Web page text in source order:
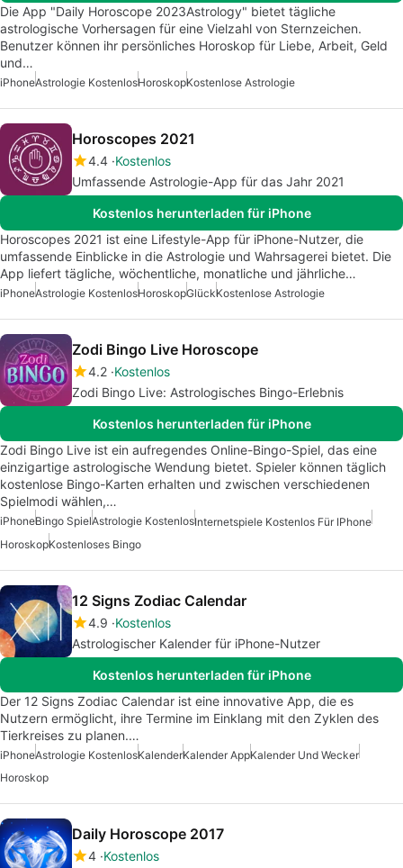
Die App "Daily Horoscope 2023Astrology" bietet tägliche
astrologische Vorhersagen für eine Vielzahl von Sternzeichen.
Benutzer können ihr persönliches Horoskop für Liebe, Arbeit, Geld
und…
iPhoneAstrologie KostenlosHoroskopKostenlose Astrologie
Horoscopes 2021
4.4 Kostenlos
Umfassende Astrologie-App für das Jahr 2021
Kostenlos herunterladen für iPhone
Horoscopes 2021 ist eine Lifestyle-App für iPhone-Nutzer, die
umfassende Einblicke in die Astrologie und Wahrsagerei bietet. Die
App liefert tägliche, wöchentliche, monatliche und jährliche…
iPhoneAstrologie KostenlosHoroskopGlückKostenlose Astrologie
Zodi Bingo Live Horoscope
4.2 Kostenlos
Zodi Bingo Live: Astrologisches Bingo-Erlebnis
Kostenlos herunterladen für iPhone
Zodi Bingo Live ist ein aufregendes Online-Bingo-Spiel, das eine
einzigartige astrologische Wendung bietet. Spieler können täglich
kostenlose Bingo-Karten erhalten und zwischen verschiedenen
Spielmodi wählen,…
iPhoneBingo SpielAstrologie KostenlosInternetspiele Kostenlos Für IPhone
HoroskopKostenloses Bingo
12 Signs Zodiac Calendar
4.9 Kostenlos
Astrologischer Kalender für iPhone-Nutzer
Kostenlos herunterladen für iPhone
Der 12 Signs Zodiac Calendar ist eine innovative App, die es
Nutzern ermöglicht, ihre Termine im Einklang mit den Zyklen des
Tierkreises zu planen.…
iPhoneAstrologie KostenlosKalenderKalender AppKalender Und Wecker
Horoskop
Daily Horoscope 2017
4 Kostenlos